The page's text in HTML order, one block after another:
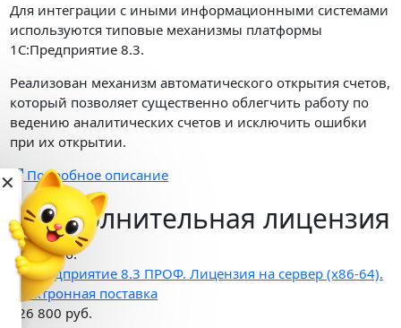
Для интеграции с иными информационными системами
используются типовые механизмы платформы
1С:Предприятие 8.3.
Реализован механизм автоматического открытия счетов,
который позволяет существенно облегчить работу по
ведению аналитических счетов и исключить ошибки
при их открытии.
Подробное описание
Дополнительная лицензия
Цена, руб.
1С:Предприятие 8.3 ПРОФ. Лицензия на сервер (x86-64).
Электронная поставка
126 800 руб.
Настройка и обучение
в подарок
При подключении
«1С:Кабинет сотрудника»
Выгода 12 978 ₽
Получить подарок